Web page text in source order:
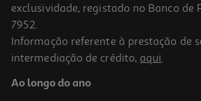
Desodorizante Wild Floral Branca Flor Cerej
16.99 €/un
exclusividade, registado no Banco de
7952.
Informação referente à prestação de
intermediação de crédito, aqui.
Ao longo do ano